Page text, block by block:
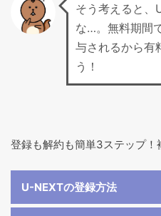
そう考えると、
な…。無料期間
与されるから有
う！
登録も解約も簡単3ステップ！
U-NEXTの登録方法